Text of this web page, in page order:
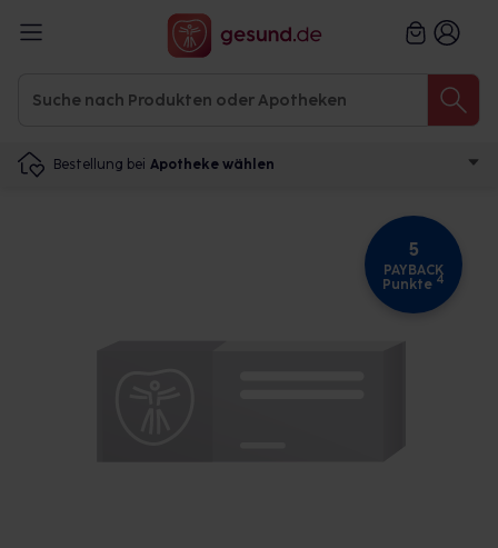
Bestellung bei Apotheke wählen
5
PAYBACK
Punkte 4